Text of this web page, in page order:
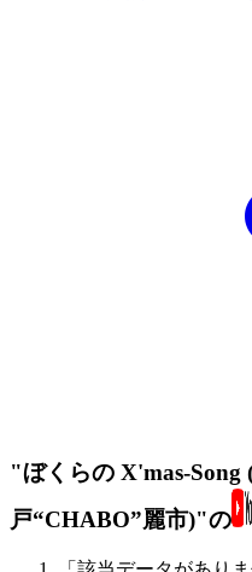
"ぼくらの X'mas-Song
戸“CHABO”麗市)"の